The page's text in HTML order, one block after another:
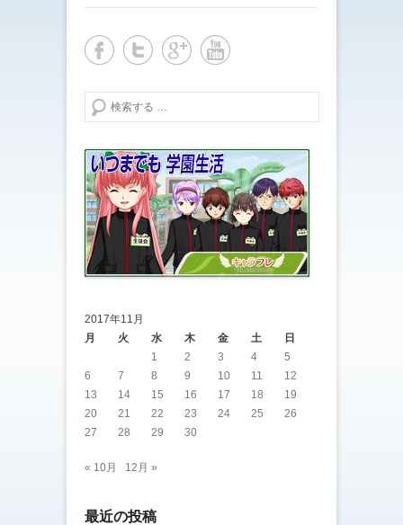
検索する
2017年11月
月
火 水 木 金 土
日
1
2 3 4
5
6
7 8 9 10 11
12
13
14 15 16 17 18
19
20
21 22 23 24 25
26
27
28 29 30
« 10月 12月 »
最近の投稿